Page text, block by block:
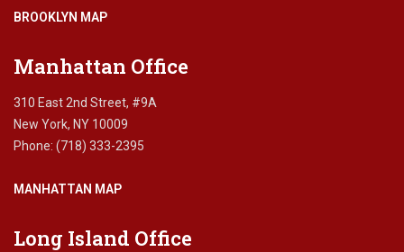
BROOKLYN MAP
Manhattan Office
310 East 2nd Street, #9A
New York, NY 10009
Phone: (718) 333-2395
MANHATTAN MAP
Long Island Office